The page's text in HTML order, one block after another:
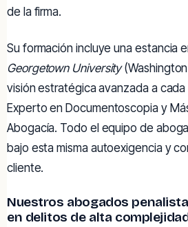
de la firma.
Su formación incluye una estancia
Georgetown University
visión estratégica avanzada a
Experto en Documentoscopia y
Abogacía. Todo el equipo de
bajo esta misma autoexigencia y
cliente.
Nuestros abogados
en delitos de alta